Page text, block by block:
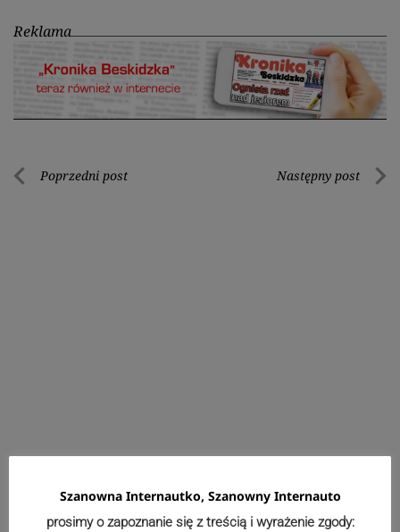
Reklama
Nawigacja
Poprzedni post Następny post
Wydarzenia
Efektowne międzynarodowe
Szanowna Internautko, Szanowny Internauto
prosimy o zapoznanie się z treścią i wyrażenie zgody: